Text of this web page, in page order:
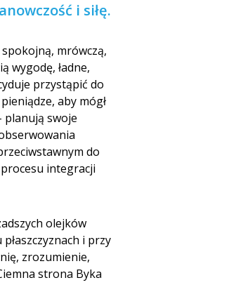
i siłę.
mrówczą,
wygodę, ładne,
przystąpić do
aby mógł
planują swoje
do
integracji
olejków
i przy
zrozumienie,
strona Byka